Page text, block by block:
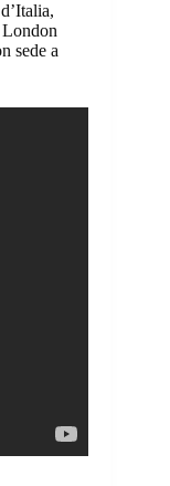
sede a